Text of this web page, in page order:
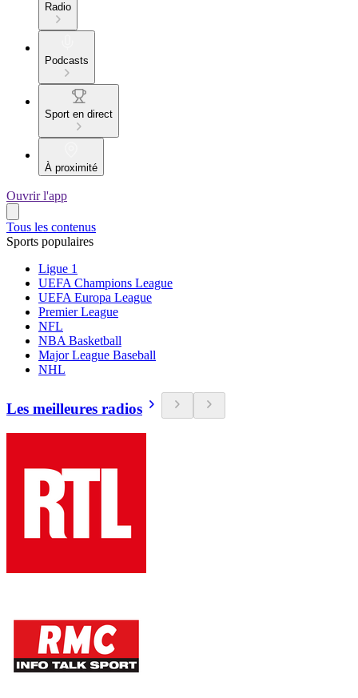
Radio
Podcasts
Sport en direct
À proximité
Ouvrir l'app
Tous les contenus
Sports populaires
Ligue 1
UEFA Champions League
UEFA Europa League
Premier League
NFL
NBA Basketball
Major League Baseball
NHL
Les meilleures radios